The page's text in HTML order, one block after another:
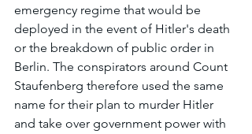
emergency regime that would be
deployed in the event of Hitler's death
or the breakdown of public order in
Berlin. The conspirators around Count
Staufenberg therefore used the same
name for their plan to murder Hitler
and take over government power with